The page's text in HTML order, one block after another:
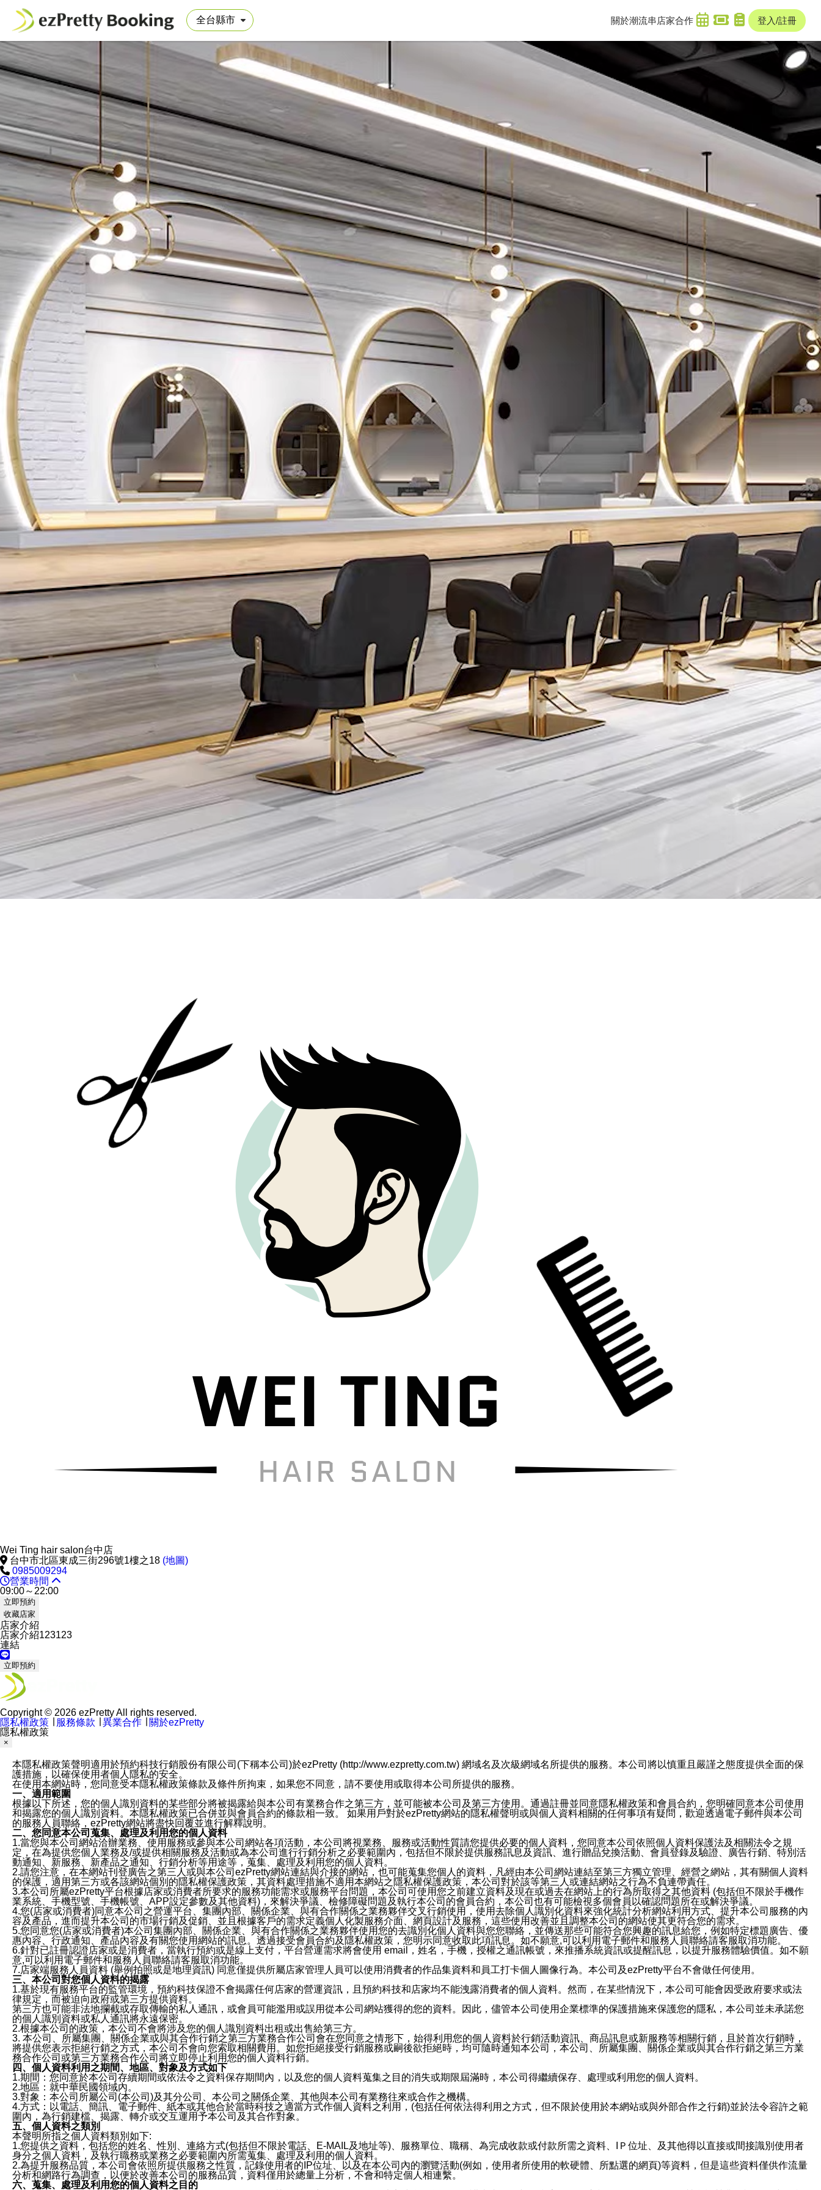
關於潮流串 店家合作 登入/註冊
Wei Ting hair salon台中店
台中市北區東成三街296號1樓之18 (地圖)
0985009294
營業時間
09:00～22:00
立即預約
收藏店家
店家介紹
店家介紹123123
連結
立即預約
Copyright © 2026 ezPretty All rights reserved.
隱私權政策
服務條款 異業合作
關於ezPretty
隱私權政策
×
本隱私權政策聲明適用於預約科技行銷股份有限公司(下稱本公司)於ezPretty (http://www.ezpretty.com.tw) 網域名及次級網域名所提供的服務。本公司將以慎重且嚴謹之態度提供全面的保
護措施，以確保使用者個人隱私的安全。
在使用本網站時，您同意受本隱私權政策條款及條件所拘束，如果您不同意，請不要使用或取得本公司所提供的服務。
一、適用範圍
根據以下所述，您的個人識別資料的某些部分將被揭露給與本公司有業務合作之第三方，並可能被本公司及第三方使用。通過註冊並同意隱私權政策和會員合約，您明確同意本公司使用
和揭露您的個人識別資料。本隱私權政策已合併並與會員合約的條款相一致。 如果用戶對於ezPretty網站的隱私權聲明或與個人資料相關的任何事項有疑問，歡迎透過電子郵件與本公司
的服務人員聯絡，ezPretty網站將盡快回覆並進行解釋說明。
二、您同意本公司蒐集、處理及利用您的個人資料
1.當您與本公司網站洽辦業務、使用服務或參與本公司網站各項活動，本公司將視業務、服務或活動性質請您提供必要的個人資料，您同意本公司依照個人資料保護法及相關法令之規
定，在為提供您個人業務及/或提供相關服務及活動或為本公司進行行銷分析之必要範圍內，包括但不限於提供服務訊息及資訊、進行贈品兌換活動、會員登錄及驗證、廣告行銷、特別活
動通知、新服務、新產品之通知、行銷分析等用途等，蒐集、處理及利用您的個人資料。
2.請您注意，在本網站刊登廣告之第三人或與本公司ezPretty網站連結與介接的網站，也可能蒐集您個人的資料，凡經由本公司網站連結至第三方獨立管理、經營之網站，其有關個人資料
的保護，適用第三方或各該網站個別的隱私權保護政策，其資料處理措施不適用本網站之隱私權保護政策，本公司對於該等第三人或連結網站之行為不負連帶責任。
3.本公司所屬ezPretty平台根據店家或消費者所要求的服務功能需求或服務平台問題，本公司可使用您之前建立資料及現在或過去在網站上的行為所取得之其他資料 (包括但不限於手機作
業系統、手機型號、手機帳號、APP設定參數及其他資料)，來解決爭議、檢修障礙問題及執行本公司的會員合約，本公司也有可能檢視多個會員以確認問題所在或解決爭議。
4.您(店家或消費者)同意本公司之營運平台、集團內部、關係企業、與有合作關係之業務夥伴交叉行銷使用，使用去除個人識別化資料來強化統計分析網站利用方式、提升本公司服務的內
容及產品，進而提升本公司的市場行銷及促銷、並且根據客戶的需求定義個人化製服務介面、網頁設計及服務，這些使用改善並且調整本公司的網站使其更符合您的需求。
5.您同意您(店家或消費者)本公司集團內部、關係企業、與有合作關係之業務夥伴使用您的去識別化個人資料與您您聯絡，並傳送那些可能符合您興趣的訊息給您，例如特定標題廣告、優
惠內容、行政通知、產品內容及有關您使用網站的訊息。透過接受會員合約及隱私權政策，您明示同意收取此項訊息。如不願意,可以利用電子郵件和服務人員聯絡請客服取消功能。
6.針對已註冊認證店家或是消費者，當執行預約或是線上支付，平台營運需求將會使用 email，姓名，手機，授權之通訊帳號，來推播系統資訊或提醒訊息，以提升服務體驗價值。如不願
意,可以利用電子郵件和服務人員聯絡請客服取消功能。
7.店家端服務人員資料 (舉例拍照或是地理資訊) 同意僅提供所屬店家管理人員可以使用消費者的作品集資料和員工打卡個人圖像行為。本公司及ezPretty平台不會做任何使用。
三、本公司對您個人資料的揭露
1.基於現有服務平台的監管環境，預約科技保證不會揭露任何店家的營運資訊，且預約科技和店家均不能洩露消費者的個人資料。然而，在某些情況下，本公司可能會因受政府要求或法
律規定，而被迫向政府或第三方提供資料。
第三方也可能非法地攔截或存取傳輸的私人通訊，或會員可能濫用或誤用從本公司網站獲得的您的資料。因此，儘管本公司使用企業標準的保護措施來保護您的隱私，本公司並未承諾您
的個人識別資料或私人通訊將永遠保密。
2.根據本公司的政策，本公司不會將涉及您的個人識別資料出租或出售給第三方。
3. 本公司、所屬集團、關係企業或與其合作行銷之第三方業務合作公司會在您同意之情形下，始得利用您的個人資料於行銷活動資訊、商品訊息或新服務等相關行銷，且於首次行銷時，
將提供您表示拒絕行銷之方式，本公司不會向您索取相關費用。如您拒絕接受行銷服務或嗣後欲拒絕時，均可隨時通知本公司，本公司、所屬集團、關係企業或與其合作行銷之第三方業
務合作公司或第三方業務合作公司將立即停止利用您的個人資料行銷。
四、個人資料利用之期間、地區、對象及方式如下
1.期間：您同意於本公司存續期間或依法令之資料保存期間內，以及您的個人資料蒐集之目的消失或期限屆滿時，本公司得繼續保存、處理或利用您的個人資料。
2.地區：就中華民國領域內。
3.對象：本公司所屬公司(本公司)及其分公司、本公司之關係企業、其他與本公司有業務往來或合作之機構。
4.方式：以電話、簡訊、電子郵件、紙本或其他合於當時科技之適當方式作個人資料之利用，(包括任何依法得利用之方式，但不限於使用於本網站或與外部合作之行銷)並於法令容許之範
圍內，為行銷建檔、揭露、轉介或交互運用予本公司及其合作對象。
五、個人資料之類別
本聲明所指之個人資料類別如下:
1.您提供之資料，包括您的姓名、性別、連絡方式(包括但不限於電話、E-MAIL及地址等)、服務單位、職稱、為完成收款或付款所需之資料、IＰ位址、及其他得以直接或間接識別使用者
身分之個人資料，及執行職務或業務之必要範圍內所需蒐集、處理及利用的個人資料。
2.為提升服務品質，本公司會依照所提供服務之性質，記錄使用者的IP位址、以及在本公司內的瀏覽活動(例如，使用者所使用的軟硬體、所點選的網頁)等資料，但是這些資料僅供作流量
分析和網路行為調查，以便於改善本公司的服務品質，資料僅用於總量上分析，不會和特定個人相連繫。
六、蒐集、處理及利用您的個人資料之目的